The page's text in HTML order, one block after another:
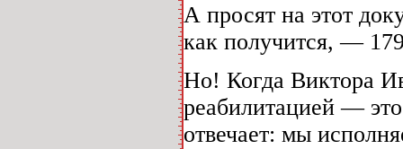
А просят на этот
как получится, —
Но! Когда Виктора
реабилитацией —
отвечает: мы